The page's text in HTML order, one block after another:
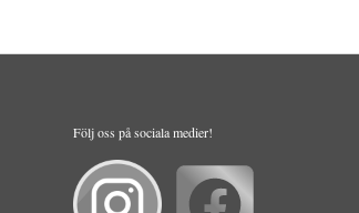
Följ oss på sociala medier!